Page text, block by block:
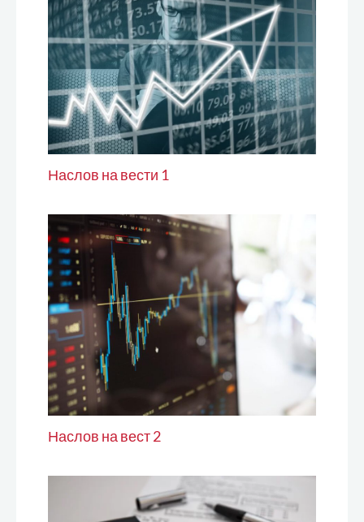
Наслов на вести 1
Наслов на вест 2